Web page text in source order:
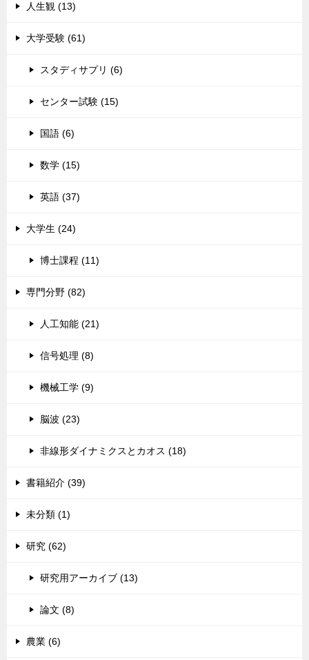
人生観 (13)
大学受験 (61)
スタディサプリ (6)
センター試験 (15)
国語 (6)
数学 (15)
英語 (37)
大学生 (24)
博士課程 (11)
専門分野 (82)
人工知能 (21)
信号処理 (8)
機械工学 (9)
脳波 (23)
非線形ダイナミクスとカオス (18)
書籍紹介 (39)
未分類 (1)
研究 (62)
研究用アーカイブ (13)
論文 (8)
農業 (6)